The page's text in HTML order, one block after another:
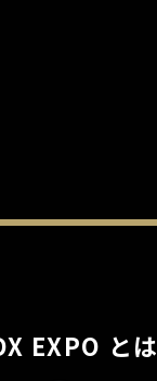
EXPO とは